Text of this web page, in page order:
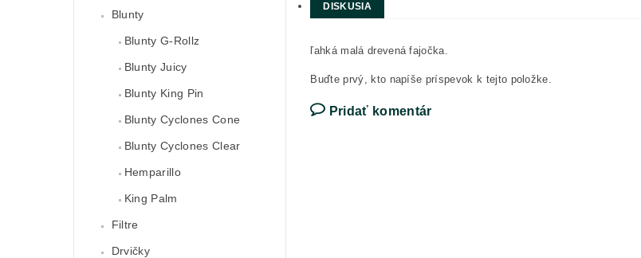
Blunty
Blunty G-Rollz
Blunty Juicy
Blunty King Pin
Blunty Cyclones Cone
Blunty Cyclones Clear
Hemparillo
King Palm
Filtre
Drvičky
DISKUSIA
ľahká malá drevená fajočka.
Buďte prvý, kto napíše príspevok k tejto položke.
Pridať komentár